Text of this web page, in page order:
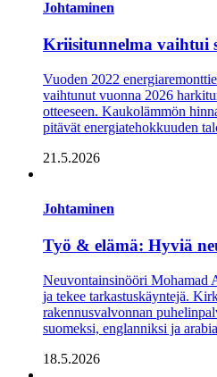
Johtaminen
Kriisitunnelma vaihtui
Vuoden 2022
vaihtunut vuonna 2026
otteeseen. Kaukolämmön
pitävät energiatehokkuuden
21.5.2026
Johtaminen
Työ & elämä: Hyviä
Neuvontainsinööri Mohamad
ja tekee tarkastuskäyntejä.
rakennusvalvonnan
suomeksi, englanniksi ja
18.5.2026